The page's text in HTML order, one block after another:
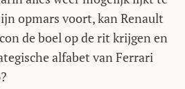
opmars voort, kan Renault
de boel op de rit krijgen en
alfabet van Ferrari